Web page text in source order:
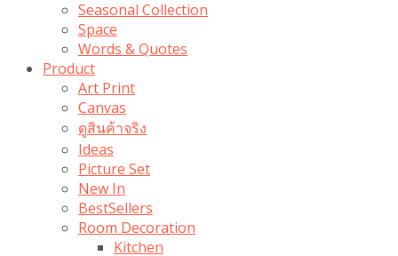
Seasonal Collection
Space
Words & Quotes
Product
Art Print
Canvas
ดูสินค้าจริง
Ideas
Picture Set
New In
BestSellers
Room Decoration
Kitchen